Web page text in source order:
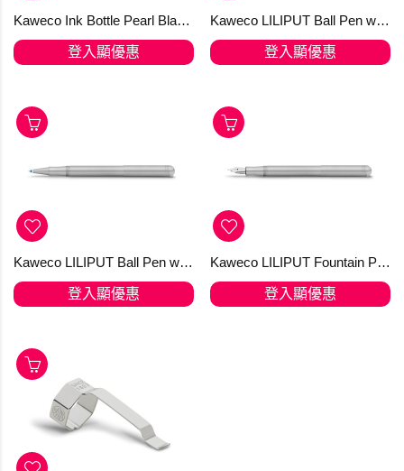
Kaweco Ink Bottle Pearl Black 50 ml
登入顯優惠
Kaweco LILIPUT Ball Pen with Cap Black
登入顯優惠
Kaweco LILIPUT Ball Pen with Cap Stainless Steel
登入顯優惠
Kaweco LILIPUT Fountain Pen Stainless Steel
登入顯優惠